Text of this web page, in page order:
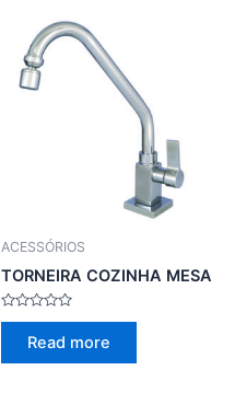
ACESSÓRIOS
TORNEIRA COZINHA MESA
Rated
Read more